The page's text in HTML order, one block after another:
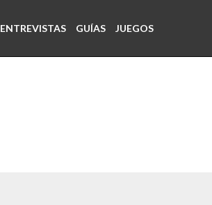
ENTREVISTAS GUÍAS JUEGOS